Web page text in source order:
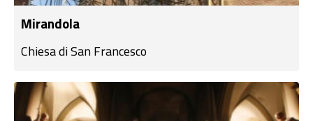
Mirandola
Chiesa di San Francesco